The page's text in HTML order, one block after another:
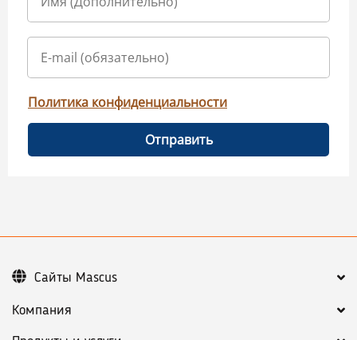
Политика конфиденциальности
Отправить
Компания
Сайты Mascus